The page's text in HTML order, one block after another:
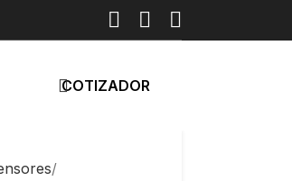
COTIZADOR